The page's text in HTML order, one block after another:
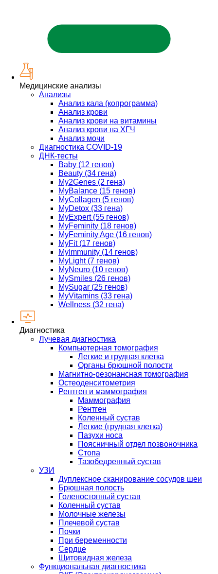
Медицинские анализы
Анализы
Анализ кала (копрограмма)
Анализ крови
Анализ крови на витамины
Анализ крови на ХГЧ
Анализ мочи
Диагностика COVID-19
ДНК-тесты
Baby (12 генов)
Beauty (34 гена)
My2Genes (2 гена)
MyBalance (15 генов)
MyCollagen (5 генов)
MyDetox (33 гена)
MyExpert (55 генов)
MyFeminity (18 генов)
MyFeminity Age (16 генов)
MyFit (17 генов)
MyImmunity (14 генов)
MyLight (7 генов)
MyNeuro (10 генов)
MySmiles (26 генов)
MySugar (25 генов)
MyVitamins (33 гена)
Wellness (32 гена)
Диагностика
Лучевая диагностика
Компьютерная томография
Легкие и грудная клетка
Органы брюшной полости
Магнитно-резонансная томография
Остеоденситометрия
Рентген и маммография
Маммография
Рентген
Коленный сустав
Легкие (грудная клетка)
Пазухи носа
Поясничный отдел позвоночника
Стопа
Тазобедренный сустав
УЗИ
Дуплексное сканирование сосудов шеи
Брюшная полость
Голеностопный сустав
Коленный сустав
Молочные железы
Плечевой сустав
Почки
При беременности
Сердце
Щитовидная железа
Функциональная диагностика